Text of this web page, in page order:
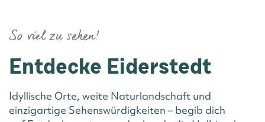
Entdecke Eiderstedt
So viel zu sehen!
Idyllische Orte, weite Naturlandschaft und
einzigartige Sehenswürdigkeiten – begib dich